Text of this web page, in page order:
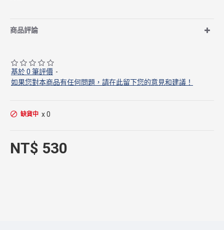
商品評論
基於 0 筆評價 -
如果您對本商品有任何問題，請在此留下您的意見和建議！
NT$ 530
缺貨中 x 0